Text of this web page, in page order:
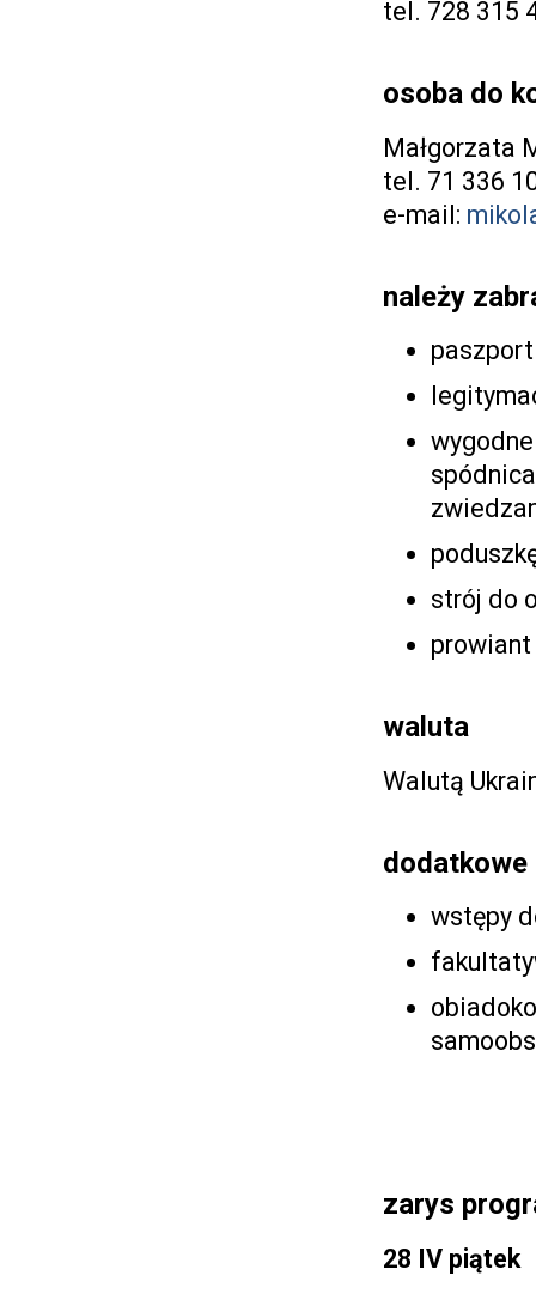
tel. 728 315
osoba do
Małgorzata
tel. 71 336
e-mail:
należy
paszport
strój do
prowiant
waluta
Walutą
dodatkowe
wstępy
zarys
28 IV piątek